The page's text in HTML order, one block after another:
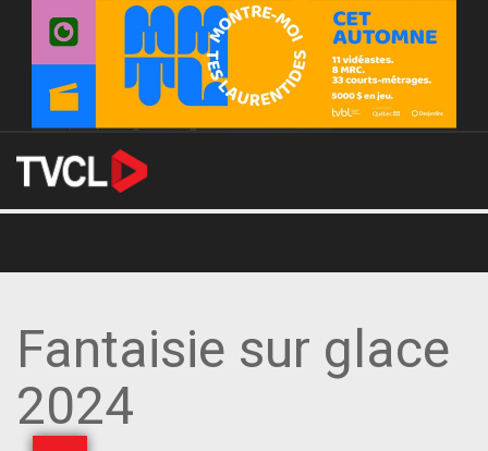
Fantaisie sur glace
2024